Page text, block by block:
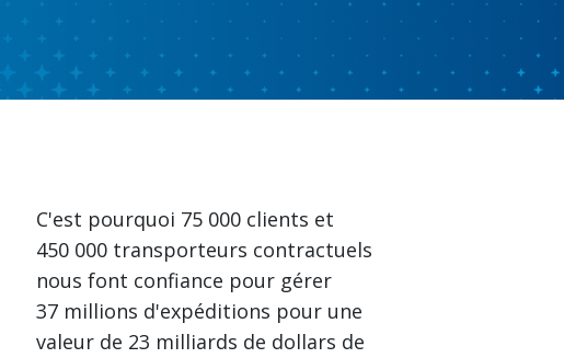
C'est pourquoi 75 000 clients et
450 000 transporteurs contractuels
nous font confiance pour gérer
37 millions d'expéditions pour une
valeur de 23 milliards de dollars de